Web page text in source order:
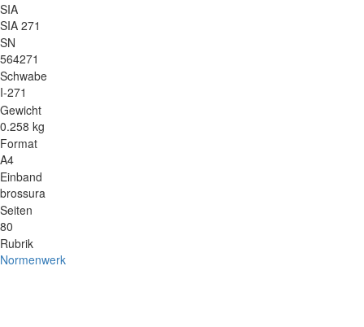
SIA
SIA 271
SN
564271
Schwabe
I-271
Gewicht
0.258 kg
Format
A4
Einband
brossura
Seiten
80
Rubrik
Normenwerk